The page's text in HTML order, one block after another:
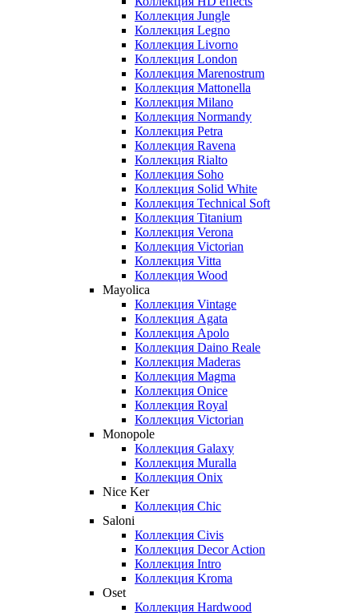
Коллекция Jungle
Коллекция Legno
Коллекция Livorno
Коллекция London
Коллекция Marenostrum
Коллекция Mattonella
Коллекция Milano
Коллекция Normandy
Коллекция Petra
Коллекция Ravena
Коллекция Rialto
Коллекция Soho
Коллекция Solid White
Коллекция Technical Soft
Коллекция Titanium
Коллекция Verona
Коллекция Victorian
Коллекция Vitta
Коллекция Wood
Mayolica
Коллекция Vintage
Коллекция Agata
Коллекция Apolo
Коллекция Daino Reale
Коллекция Maderas
Коллекция Magma
Коллекция Onice
Коллекция Royal
Коллекция Victorian
Monopole
Коллекция Galaxy
Коллекция Muralla
Коллекция Onix
Nice Ker
Коллекция Сhic
Saloni
Коллекция Civis
Коллекция Decor Action
Коллекция Intro
Коллекция Kroma
Oset
Коллекция Hardwood